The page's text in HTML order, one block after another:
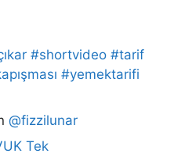
#shortvideo #tarif
#yemektarifi
@fizzilunar
Tek